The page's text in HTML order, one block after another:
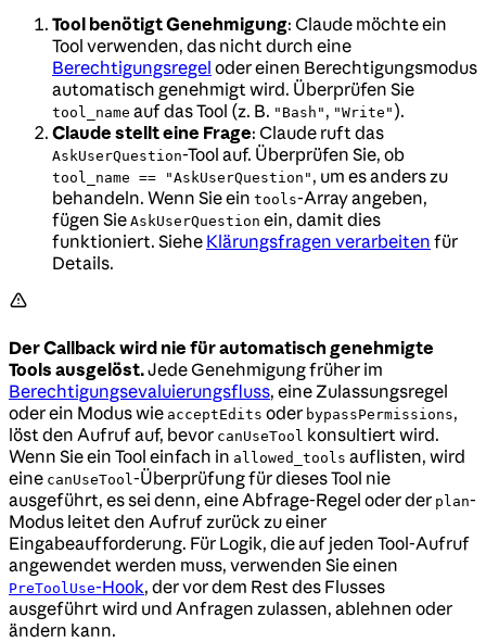
Tool benötigt Genehmigung: Claude möchte ein
Tool verwenden, das nicht durch eine
Berechtigungsregel oder einen Berechtigungsmodus
automatisch genehmigt wird. Überprüfen Sie
tool_name auf das Tool (z. B. "Bash" , "Write" ).
Claude stellt eine Frage: Claude ruft das
AskUserQuestion-Tool auf. Überprüfen Sie, ob
tool_name == "AskUserQuestion" , um es anders zu
behandeln. Wenn Sie ein tools-Array angeben,
fügen Sie AskUserQuestion ein, damit dies
funktioniert. Siehe Klärungsfragen verarbeiten für
Details.
Der Callback wird nie für automatisch genehmigte
Tools ausgelöst.Jede Genehmigung früher im
Berechtigungsevaluierungsfluss, eine Zulassungsregel
oder ein Modus wie acceptEdits oder bypassPermissions,
löst den Aufruf auf, bevor canUseTool konsultiert wird.
Wenn Sie ein Tool einfach in allowed_tools auflisten, wird
eine canUseTool-Überprüfung für dieses Tool nie
ausgeführt, es sei denn, eine Abfrage-Regel oder der plan-
Modus leitet den Aufruf zurück zu einer
Eingabeaufforderung. Für Logik, die auf jeden Tool-Aufruf
angewendet werden muss, verwenden Sie einen
PreToolUse-Hook, der vor dem Rest des Flusses
ausgeführt wird und Anfragen zulassen, ablehnen oder
ändern kann.